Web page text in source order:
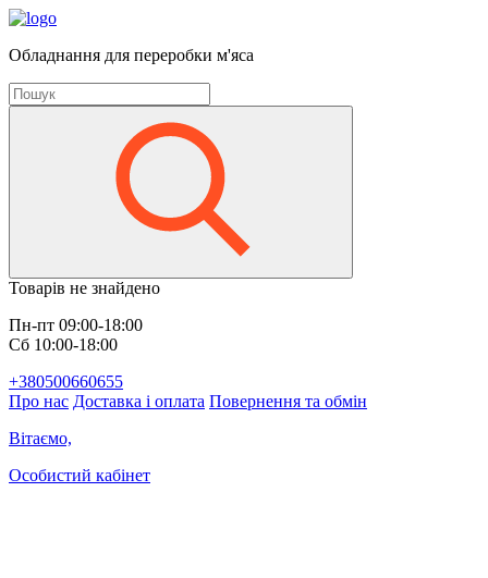
Обладнання для переробки м'яса
Товарів не знайдено
Пн-пт 09:00-18:00
Сб 10:00-18:00
+380500660655
Про нас Доставка і оплата Повернення та обмін
Вітаємо,
Особистий кабінет